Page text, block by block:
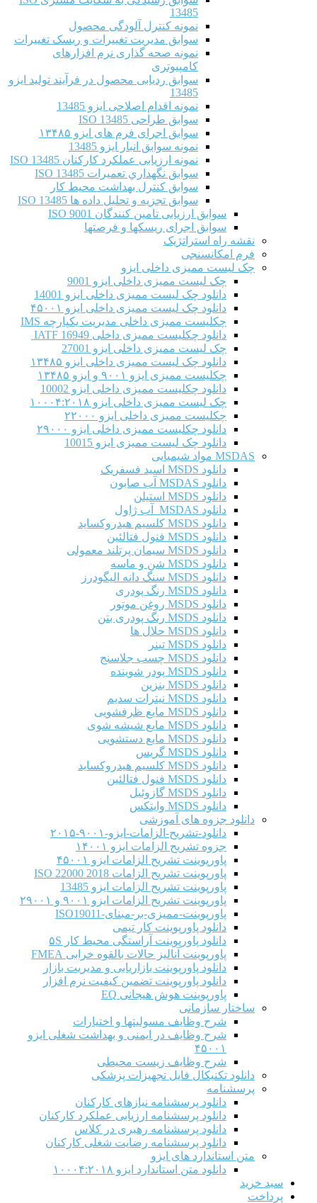
13485
نمونه کنترل آلودگی محصول
سوابق مدیریت تغییرات و ریسک تغییرات
نمونه صحه گذاری نرم افزارهای
کامپیوتری
سوابق ردیابی محصول در فرآیند تولید ایزو
13485
نمونه اقدام اصلاحی ایزو 13485
سوابق طراحی ISO 13485
سوابق اجرای فرم های ایزو ۱۳۴۸۵
نمونه سوابق انبار ایزو 13485
نمونه ارزیابی عملکرد کارکنان ISO 13485
سوابق نگهداري تعميرات ISO 13485
سوابق کنترل بهداشت محیط کار
سوابق تجزیه و تحلیل داده ها ISO 13485
سوابق ارزیابی تامین کنندگان ISO 9001
سوابق اجرای ریسکها و فرصتها
نقشه راه استراتژیک
فرم امکانسنجی
چک لیست ممیزی داخلی ایزو
چک لیست ممیزی داخلی ایزو 9001
دانلود چک لیست ممیزی داخلی ایزو 14001
دانلود چک لیست ممیزی داخلی ایزو ۴۵۰۰۱
چکلیست ممیزی داخلی مدیریت یکپارچه IMS
دانلود چکلیست ممیزی داخلی IATF 16949
چک لیست ممیزی داخلی ایزو 27001
دانلود چک لیست ممیزی داخلی ایزو ۱۳۴۸۵
چکلیست ممیزی ایزو ۹۰۰۱ و ایزو ۱۳۴۸۵
دانلود چکلیست ممیزی داخلی ایزو 10002
چک لیست ممیزی داخلی ایزو ۱۰۰۰۴:۲۰۱۸
چکلیست ممیزی داخلی ایزو ۲۲۰۰۰
دانلود چکلیست ممیزی داخلی ایزو ۲۹۰۰۰
دانلود چک لیست ممیزی ایزو 10015
MSDAS مواد شیمیایی
دانلود MSDS اسید فسفریک
دانلود MSDAS آب صابون
دانلود MSDS استیلن
دانلود MSDAS آب ژاول
دانلود MSDS کلسیم هیدروکساید
دانلود MSDS فنول فتالئین
دانلود MSDS سیمان پرتلند معمولی
دانلود MSDS شن و ماسه
دانلود MSDS سنگ دانه الیگودرز
دانلود MSDS رنگ پودری
دانلود MSDS روغن موتور
دانلود MSDS رنگ پودری بتن
دانلود MSDS حلال ها
دانلود MSDS تینر
دانلود MSDS چسب جلاسنج
دانلود MSDS پودر شوینده
دانلود MSDS بنزین
دانلود MSDS نیترات سدیم
دانلود MSDS مایع ظرفشویی
دانلود MSDS مایع شیشه شوی
دانلود MSDS مایع دستشویی
دانلود MSDS گریس
دانلود MSDS کلسیم هیدروکساید
دانلود MSDS فنول فتالئین
دانلود MSDS گازوئیل
دانلود MSDS وایتکس
دانلود جزوه های آموزشی
دانلود-تشریح-الزامات-ایزو-۹۰۰۱-۲۰۱۵
جزوه تشریح الزامات ایزو ۱۴۰۰۱
پاورپوینت تشریح الزامات ایزو ۴۵۰۰۱
پاورپوینت تشریح الزامات ISO 22000 2018
پاورپوینت تشریح الزامات ایزو 13485
پاورپوینت تشریح الزامات ایزو ۹۰۰۱ و ۲۹۰۰۱
پاورپوینت-ممیزی-بر-مبنای-ISO19011
دانلود پاورپوینت کار تیمی
دانلود پاورپوینت آراستگی محیط کار ۵S
پاورپوینت آنالیز حالات بالقوه خرابی FMEA
دانلود پاورپوینت بازاریابی و مدیریت بازار
دانلود پاورپوینت تضمین کیفیت نرم افزار
پاورپوینت هوش هیجانی EQ
ساختار سازمانی
شرح وظايف مسوليتها و اختيارات
شرح وظایف در ایمنی و بهداشت شغلی ایزو
۴۵۰۰۱
شرح وظایف زیست محیطی
دانلود تکنیکال فایل تجهیزات پزشکی
پرسشنامه
دانلود پرسشنامه نیازهای کارکنان
دانلود پرسشنامه ارزیابی عملکرد کارکنان
دانلود پرسشنامه رهبری در کلاس
دانلود پرسشنامه رضایت شغلی کارکنان
متن استاندارد های ایزو
دانلود متن استاندارد ایزو ۱۰۰۰۴:۲۰۱۸
سبد خرید
پرداخت